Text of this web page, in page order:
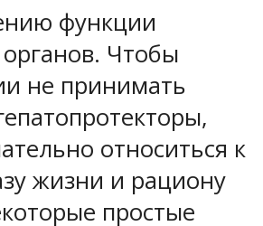
функции
Чтобы
не принимать
относиться к
жизни и рациону
простые